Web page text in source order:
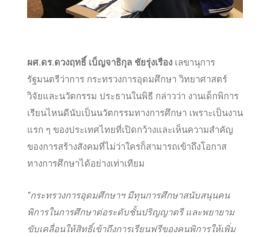
ผศ.ดร.ดวงฤทธิ์ เบ็ญจาธิกุล ชัยรุ่งเรือง เลขานุการ
รัฐมนตรีว่าการ กระทรวงการอุดมศึกษา วิทยาศาสตร์
วิจัยและนวัตกรรม ประธานในพิธี กล่าวว่า งานเด็กพิการ
เรียนไหนดีนับเป็นนวัตกรรมทางการศึกษา เพราะเป็นงาน
แรก ๆ ของประเทศไทยที่เปิดกว้างและเห็นความสำคัญ
ของการสร้างสังคมที่ไม่ว่าใครก็สามารถเข้าถึงโอกาส
ทางการศึกษาได้อย่างเท่าเทียม
“กระทรวงการอุดมศึกษาฯ มีทุนการศึกษาสนับสนุนคน
พิการในการศึกษาต่อระดับชั้นปริญญาตรี และพยายาม
ขับเคลื่อนให้สิทธิ์เข้าถึงการเรียนฟรีของคนพิการให้เพิ่ม